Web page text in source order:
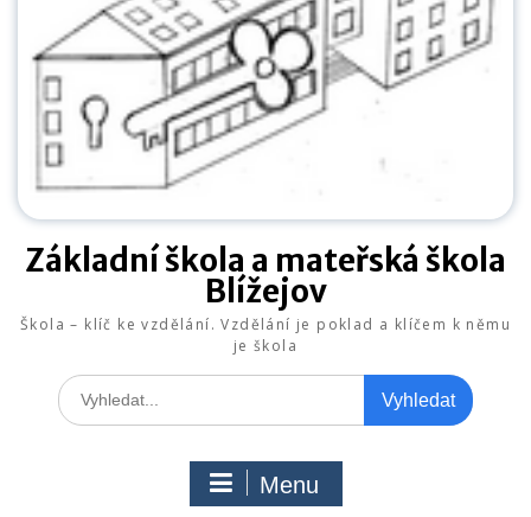
Základní škola a mateřská škola
Blížejov
Škola – klíč ke vzdělání. Vzdělání je poklad a klíčem k němu
je škola
Search
for:
Menu